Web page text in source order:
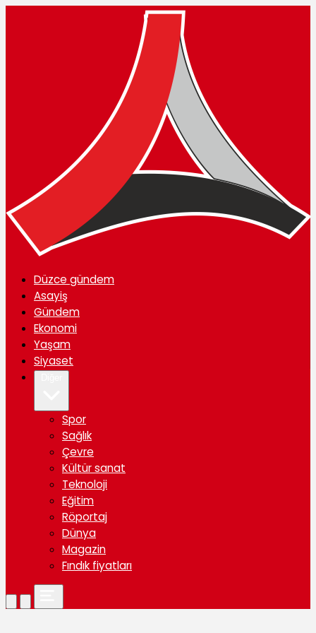
Düzce gündem
Asayiş
Gündem
Ekonomi
Yaşam
Siyaset
Spor
Sağlık
Çevre
Kültür sanat
Teknoloji
Eğitim
Röportaj
Dünya
Magazin
Fındık fiyatları